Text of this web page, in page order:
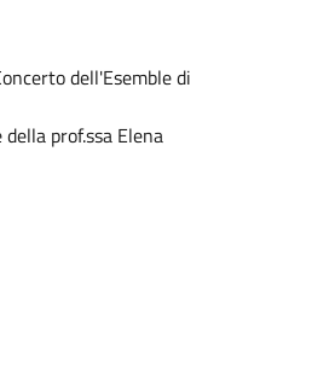
dell'Esemble di
prof.ssa Elena